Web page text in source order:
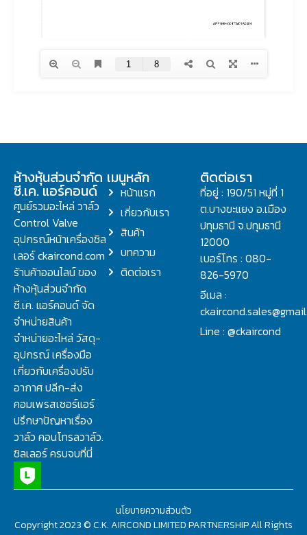
ห้างหุ้นส่วนจำกัด
ซี.เค. แอร์คอนด์
ศูนย์รวมอะไหล่ วาล์ว
Control Valve
อุปกรณ์หน้าเครื่องชิล
เลอร์ ckaircond.com
ร้านค้าออนไลน์ ของ
ห้างหุ้นส่วนจำกัด
ซี.เค. แอร์คอนด์ จัด
จำหน่ายสินค้า
จำหน่ายอะไหล่ วัสดุ-
อุปกรณ์ เครื่องมือ
เกี่ยวกับเครื่องปรับ
อากาศ ปลีก-ส่ง
คอมเพรสเซอร์แอร์
ปรึกษาปัญหาเรื่อง
วาล์ว คอนโทรลวาล์ว.
ชิลเลอร์ ครบจบที่นี่
เมนูหลัก
หน้าแรก
เกี่ยวกับเรา
สินค้า
บทความ
ติดต่อเรา
ติดต่อเรา
ที่อยู่ : 190/51 หมู่ที่ 1
ต.บางขะแยง อ.เมือง
ปทุมธานี จ.ปทุมธานี
12000
เบอร์โทร : 080-
826-5970
อีเมล :
Line : @ckaircond
Copyright 2023 © C.K. AIRCOND LIMITED PARTNERSHIP All Rights
นโยบายความส่วนตัว